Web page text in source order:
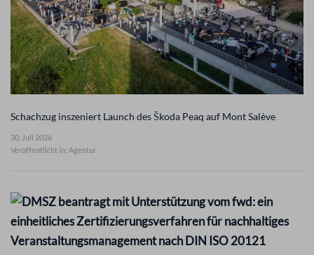
Schachzug inszeniert Launch des Škoda Peaq auf Mont Salève
30. Juli 2026
Veröffentlicht in: Agentur